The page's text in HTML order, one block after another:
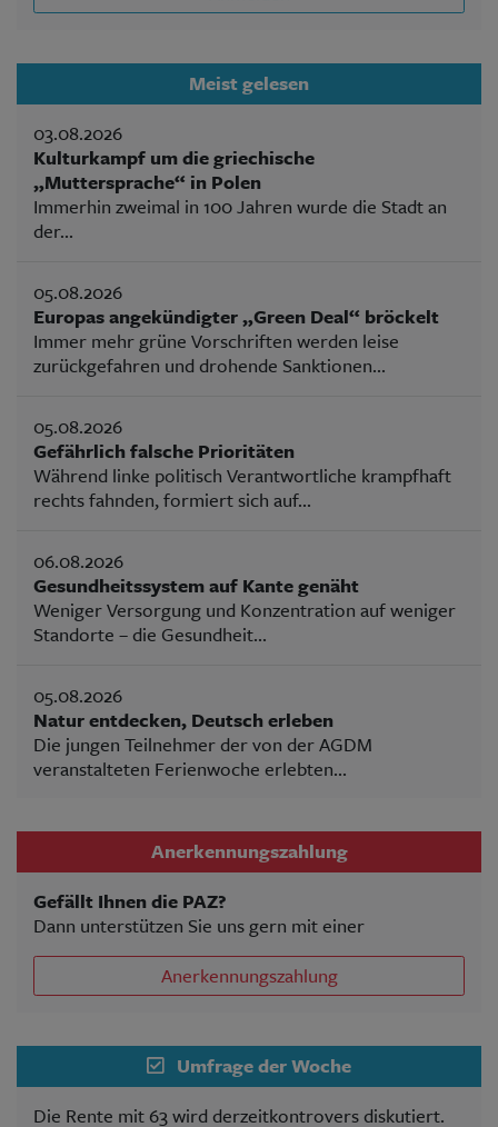
Meist gelesen
03.08.2026
Kulturkampf um die griechische
„Muttersprache“ in Polen
Immerhin zweimal in 100 Jahren wurde die Stadt an
der...
05.08.2026
Europas angekündigter „Green Deal“ bröckelt
Immer mehr grüne Vorschriften werden leise
zurückgefahren und drohende Sanktionen...
05.08.2026
Gefährlich falsche Prioritäten
Während linke politisch Verantwortliche krampfhaft
rechts fahnden, formiert sich auf...
06.08.2026
Gesundheitssystem auf Kante genäht
Weniger Versorgung und Konzentration auf weniger
Standorte – die Gesundheit...
05.08.2026
Natur entdecken, Deutsch erleben
Die jungen Teilnehmer der von der AGDM
veranstalteten Ferienwoche erlebten...
Anerkennungszahlung
Gefällt Ihnen die PAZ?
Dann unterstützen Sie uns gern mit einer
Anerkennungszahlung
Umfrage der Woche
Die Rente mit 63 wird derzeitkontrovers diskutiert.